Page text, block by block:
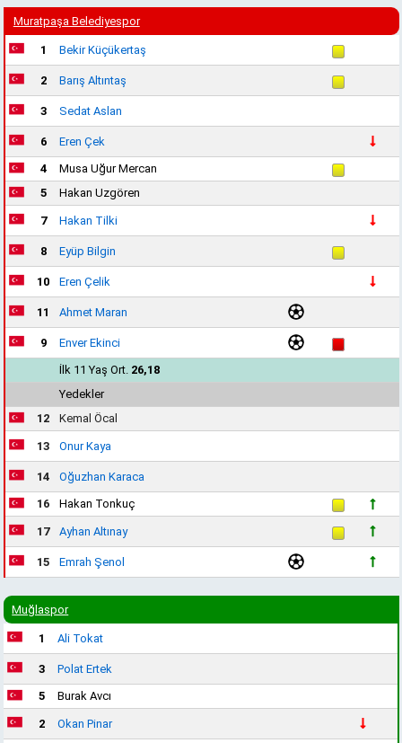
Muratpaşa Belediyespor
1 Bekir Küçükertaş
2 Barış Altıntaş
3 Sedat Aslan
6
Eren Çek
4
Musa Uğur Mercan
5
Hakan Uzgören
7 Hakan Tilki
8 Eyüp Bilgin
10 Eren Çelik
11 Ahmet Maran
9
Enver Ekinci
İlk 11 Yaş Ort. 26,18
Yedekler
12
Kemal Öcal
13 Onur Kaya
14
Oğuzhan Karaca
16
Hakan Tonkuç
17 Ayhan Altınay
15 Emrah Şenol
Muğlaspor
1 Ali Tokat
3
Polat Ertek
5
Burak Avcı
2
Okan Pinar